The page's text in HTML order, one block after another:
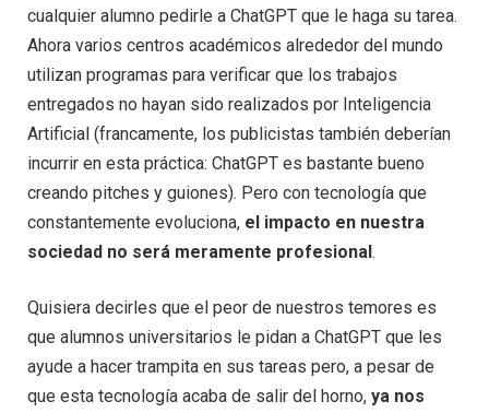
cualquier alumno pedirle a ChatGPT que le haga su tarea.
Ahora varios centros académicos alrededor del mundo
utilizan programas para verificar que los trabajos
entregados no hayan sido realizados por Inteligencia
Artificial (francamente, los publicistas también deberían
incurrir en esta práctica: ChatGPT es bastante bueno
creando pitches y guiones). Pero con tecnología que
constantemente evoluciona, el impacto en nuestra
sociedad no será meramente profesional.
Quisiera decirles que el peor de nuestros temores es
que alumnos universitarios le pidan a ChatGPT que les
ayude a hacer trampita en sus tareas pero, a pesar de
que esta tecnología acaba de salir del horno, ya nos